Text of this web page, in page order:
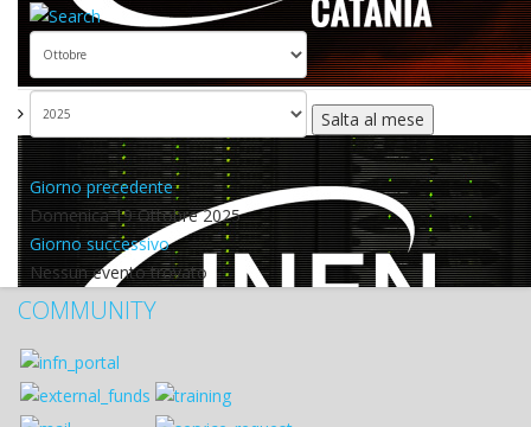
Salta al mese
Giorno precedente
Domenica 19 Ottobre 2025
Giorno successivo
Nessun evento trovato
COMMUNITY